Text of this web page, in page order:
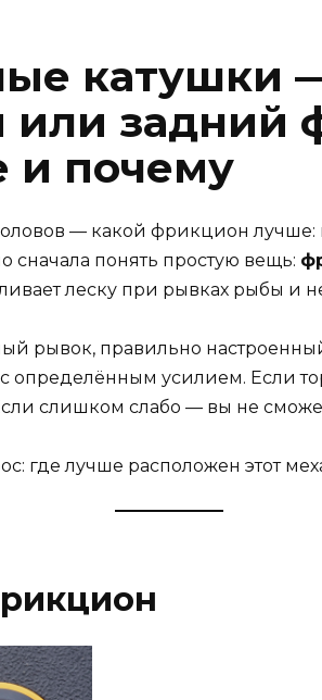
катушки
или задний
и почему
— какой фрикцион
сначала понять простую вещь:
леску при рывках рыбы и
рывок, правильно
определённым усилием. Если
слишком слабо — вы не
где лучше расположен этот